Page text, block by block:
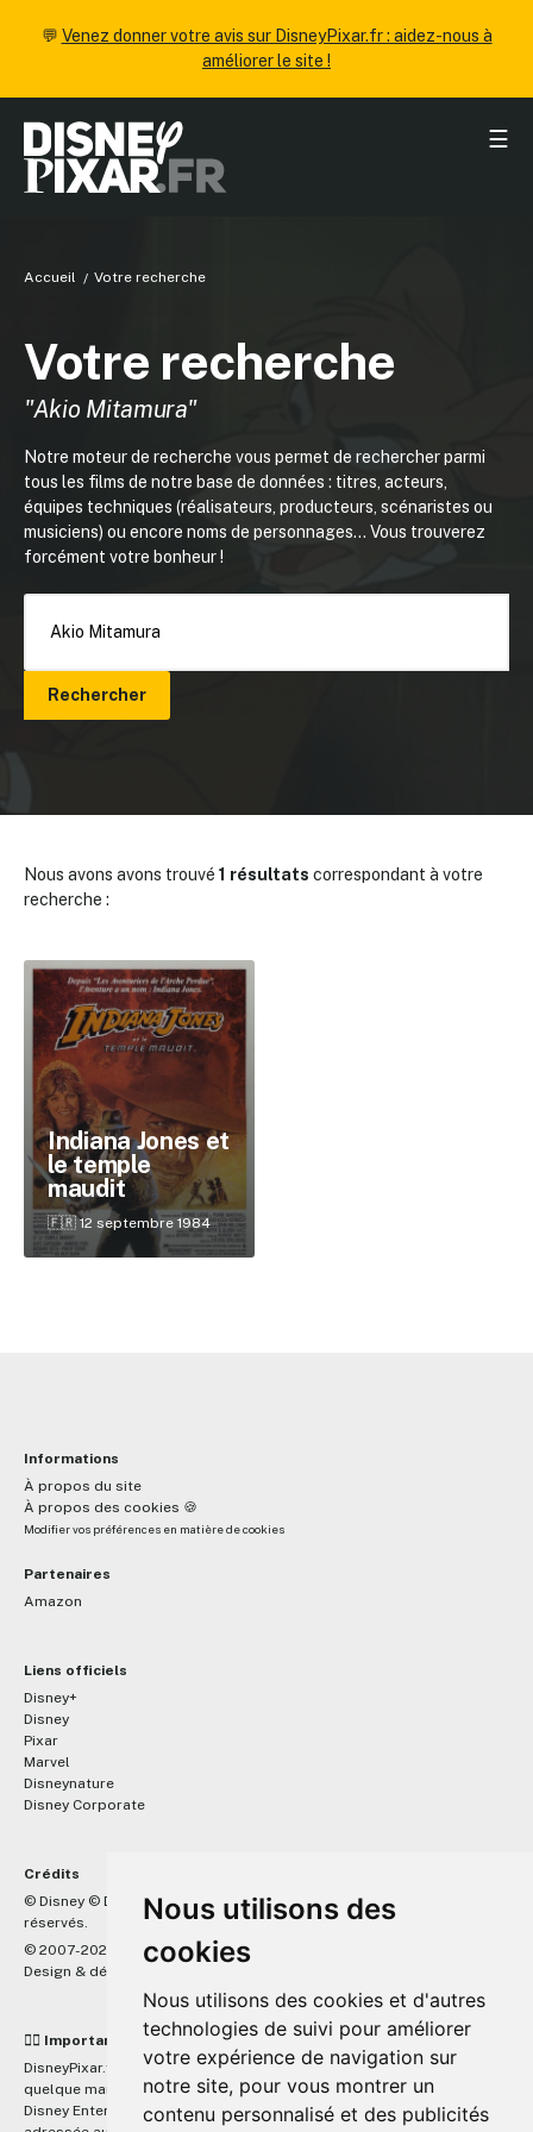
Nous utilisons des
cookies
Nous utilisons des cookies et d'autres
technologies de suivi pour améliorer
votre expérience de navigation sur
notre site, pour vous montrer un
contenu personnalisé et des publicités
💬 Venez donner votre avis sur DisneyPixar.fr : aidez-nous à
améliorer le site !
☰
Accueil Votre recherche
Votre recherche
"Akio Mitamura"
Notre moteur de recherche vous permet de rechercher parmi
tous les films de notre base de données : titres, acteurs,
équipes techniques (réalisateurs, producteurs, scénaristes ou
musiciens) ou encore noms de personnages... Vous trouverez
forcément votre bonheur !
Rechercher
Nous avons avons trouvé 1 résultats correspondant à votre
recherche :
Indiana Jones et
le temple
maudit
🇫🇷 12 septembre 1984
Informations
À propos du site
À propos des cookies 🍪
Modifier vos préférences en matière de cookies
Partenaires
Amazon
Liens officiels
Disney+
Disney
Pixar
Marvel
Disneynature
Disney Corporate
Crédits
© Disney © Disney/Pixar © &
Lucasfilm LTD © Marvel. Tous droits
réservés.
© 2007-2026 DisneyPixar.fr
Design & développement :
☝🏼 Important
DisneyPixar.fr est un site indépendant et n'est en aucun cas lié de
quelque manière que ce soit avec The Walt Disney Company, Pixar,
Disney Enterprises, Inc ou leurs dérivés ou associés. Toute demande
✕